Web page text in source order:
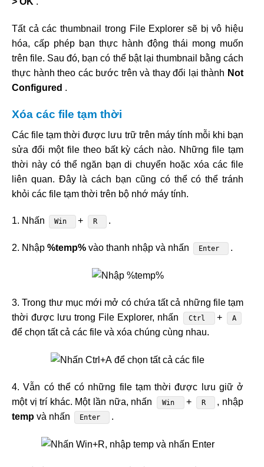
Tất cả các thumbnail trong File Explorer sẽ bị vô hiệu
hóa, cấp phép bạn thực hành động thái mong muốn
trên file. Sau đó, bạn có thể bật lại thumbnail bằng cách
thực hành theo các bước trên và thay đổi lại thành Not
Configured .
Xóa các file tạm thời
Các file tạm thời được lưu trữ trên máy tính mỗi khi bạn
sửa đổi một file theo bất kỳ cách nào. Những file tạm
thời này có thể ngăn bạn di chuyển hoặc xóa các file
liên quan. Đây là cách bạn cũng có thể có thể tránh
khỏi các file tạm thời trên bộ nhớ máy tính.
1. Nhấn Win + R .
2. Nhập %temp% vào thanh nhập và nhấn Enter .
3. Trong thư mục mới mở có chứa tất cả những file tạm
thời được lưu trong File Explorer, nhấn
Ctrl + A
để chọn tất cả các file và xóa chúng cùng nhau.
4. Vẫn có thể có những file tạm thời được lưu giữ ở
một vị trí khác. Một lần nữa, nhấn
Win + R
, nhập
temp và nhấn Enter .